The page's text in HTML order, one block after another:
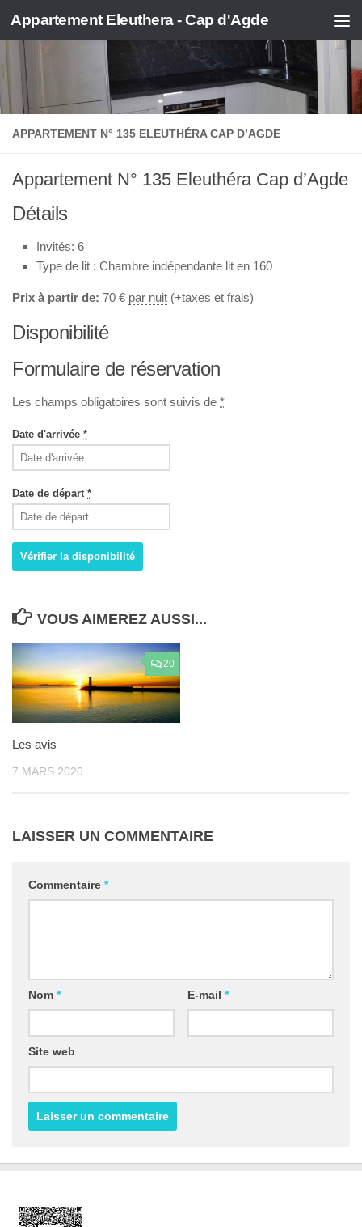
Skip to content
Appartement Eleuthera - Cap d'Agde
APPARTEMENT N° 135 ELEUTHÉRA CAP D’AGDE
Appartement N° 135 Eleuthéra Cap d’Agde
Détails
Invités: 6
Type de lit : Chambre indépendante lit en 160
Prix à partir de: 70 € par nuit (+taxes et frais)
Disponibilité
Formulaire de réservation
Les champs obligatoires sont suivis de *
Date d'arrivée *
Date de départ *
VOUS AIMEREZ AUSSI...
20
Les avis
7 MARS 2020
LAISSER UN COMMENTAIRE
Commentaire *
Nom * E-mail *
Site web